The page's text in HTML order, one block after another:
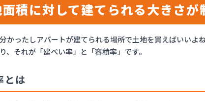
積に対して建てられる大きさが
かったしアパートが建てられる場所で土地を買えばいい
、それが「建ぺい率」と「容積率」です。
とは